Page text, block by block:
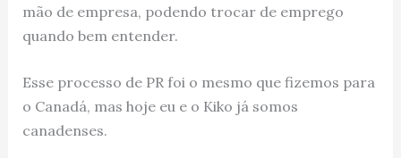
mão de empresa, podendo trocar de emprego
quando bem entender.
Esse processo de PR foi o mesmo que fizemos para
o Canadá, mas hoje eu e o Kiko já somos
canadenses.